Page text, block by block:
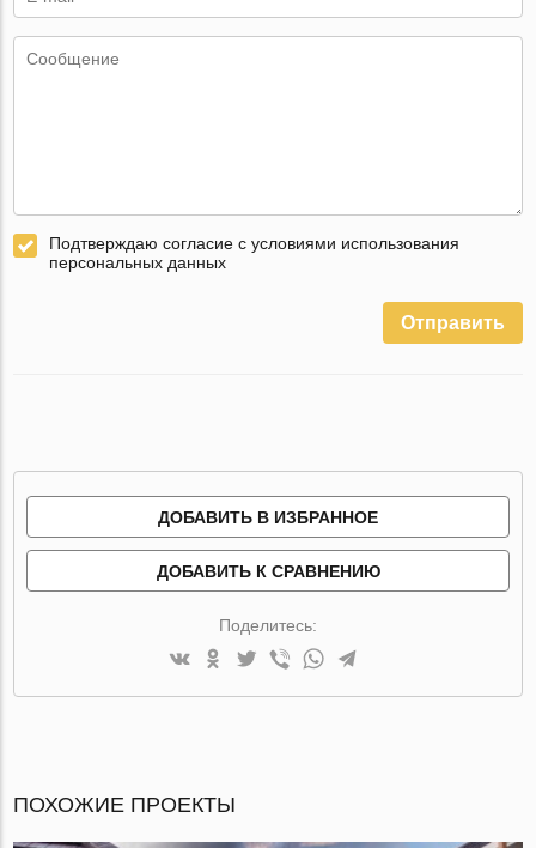
Подтверждаю согласие с условиями использования
персональных данных
Отправить
ДОБАВИТЬ В ИЗБРАННОЕ
ДОБАВИТЬ К СРАВНЕНИЮ
Поделитесь:
ПОХОЖИЕ ПРОЕКТЫ